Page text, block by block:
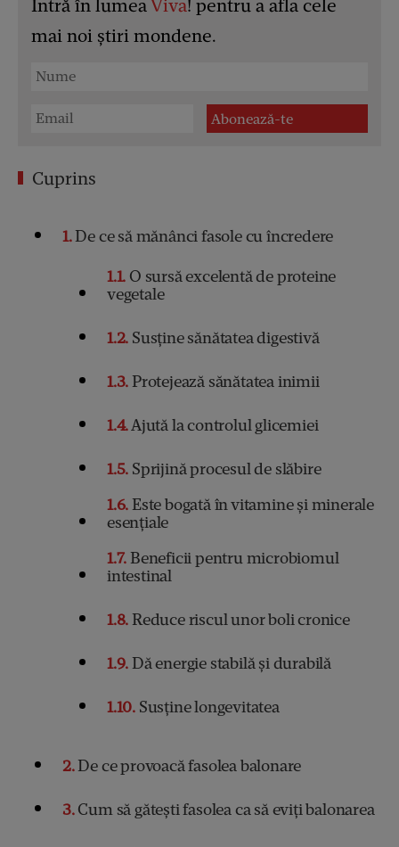
Intră în lumeaViva! pentru a afla cele
mai noi știri mondene.
Cuprins
1De ce să mănânci fasole cu încredere
1.1 O sursă excelentă de proteine
vegetale
1.2 Susține sănătatea digestivă
1.3 Protejează sănătatea inimii
1.4 Ajută la controlul glicemiei
1.5 Sprijină procesul de slăbire
1.6 Este bogată în vitamine și minerale
esențiale
1.7 Beneficii pentru microbiomul
intestinal
1.8 Reduce riscul unor boli cronice
1.9 Dă energie stabilă și durabilă
1.10 Susține longevitatea
2De ce provoacă fasolea balonare
3Cum să gătești fasolea ca să eviți balonarea